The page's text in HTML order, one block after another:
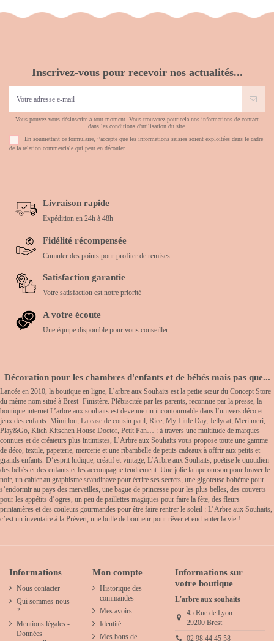
Inscrivez-vous pour recevoir nos actualités...
Vous pouvez vous désinscrire à tout moment. Vous trouverez pour cela nos informations de contact
dans les conditions d'utilisation du site.
En soumettant ce formulaire, j'accepte que les informations saisies soient exploitées dans le cadre
de la relation commerciale qui peut en découler.
Livraison rapide
Expédition en 24h à 48h
Fidélité récompensée
Cumuler des points pour profiter de remises
Satisfaction garantie
Votre satisfaction est notre priorité
A votre écoute
Une équipe disponible pour vous conseiller
Décoration pour les chambres d'enfants et de bébés mais pas que...
Lancée en 2010, la boutique en ligne, L’arbre aux Souhaits est la petite sœur du Concept Store
du même nom situé à Brest -Finistère. Plébiscitée par les parents, reconnue par la presse, la
boutique internet L’arbre aux souhaits est devenue un incontournable dans l’univers déco et
jeux des enfants. Mimi lou, La case de cousin paul, Rice, My Little Day, Jellycat, Meri meri,
Play&Go, Kitch Kitschen House Doctor, Petit Pan… : à travers une multitude de marques
connues et de créateurs plus intimistes, L’Arbre aux Souhaits vous propose toute une gamme
de déco, textile, papeterie, mercerie et une ribambelle de petits cadeaux à offrir aux petits et
grands enfants. D’esprit ludique, créatif et vintage, L’Arbre aux Souhaits, poétise le quotidien
des bébés et des enfants et les accompagne tendrement. Une jolie lampe ourson pour braver le
noir, un cahier au graphisme scandinave pour écrire ses secrets, une gigoteuse bohème pour
s’endormir au pays des merveilles, une bague de princesse pour les plus belles, des couverts
pour les appétits d’ogres, un peu de paillettes magiques pour faire la fête, des fleurs
printanières et des couleurs gourmandes pour être faire rentrer le soleil : L’Arbre aux Souhaits,
c’est un inventaire à la Prévert, une bulle de bonheur pour rêver et enchanter la vie !.
Informations
Nous contacter
Qui sommes-nous
?
Mentions légales -
Données
Mon compte
Historique des
commandes
Mes avoirs
Identité
Mes bons de
Informations sur
votre boutique
L'arbre aux souhaits
45 Rue de Lyon
29200 Brest
02 98 44 45 58